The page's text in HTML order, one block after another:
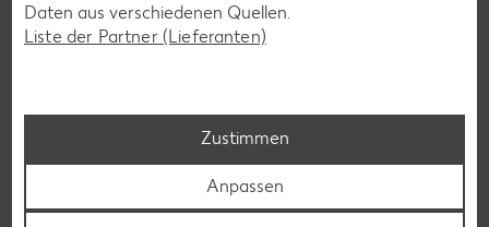
Rezepte entdecken
Daten aus verschiedenen Quellen.
Liste der Partner (Lieferanten)
Zustimmen
Anpassen